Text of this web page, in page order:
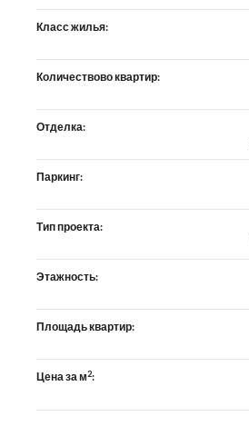
Класс жилья:
Количествово квартир:
Отделка:
Паркинг:
Тип проекта:
Этажность:
Площадь квартир:
Цена за м2: